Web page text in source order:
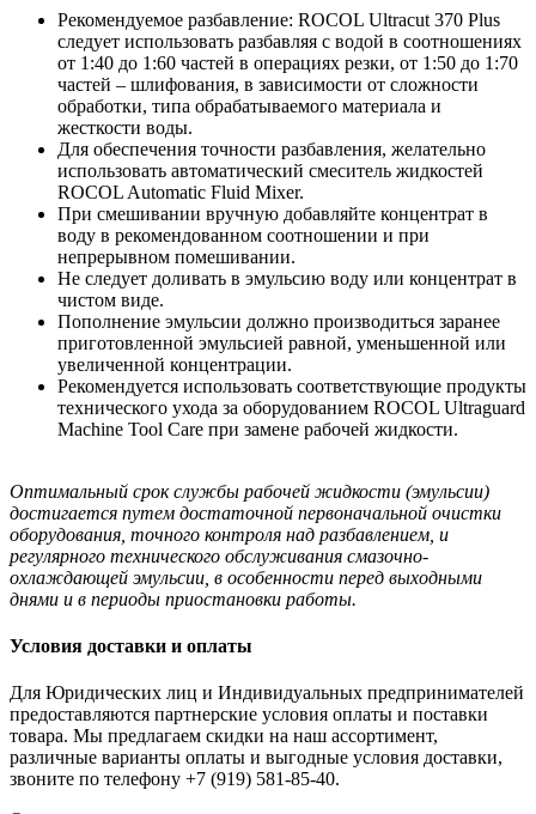
Рекомендуемое разбавление: ROCOL Ultracut 370 Plus
следует использовать разбавляя с водой в соотношениях
от 1:40 до 1:60 частей в операциях резки, от 1:50 до 1:70
частей – шлифования, в зависимости от сложности
обработки, типа обрабатываемого материала и
жесткости воды.
Для обеспечения точности разбавления, желательно
использовать автоматический смеситель жидкостей
ROCOL Automatic Fluid Mixer.
При смешивании вручную добавляйте концентрат в
воду в рекомендованном соотношении и при
непрерывном помешивании.
Не следует доливать в эмульсию воду или концентрат в
чистом виде.
Пополнение эмульсии должно производиться заранее
приготовленной эмульсией равной, уменьшенной или
увеличенной концентрации.
Рекомендуется использовать соответствующие продукты
технического ухода за оборудованием ROCOL Ultraguard
Machine Tool Care при замене рабочей жидкости.
Оптимальный срок службы рабочей жидкости (эмульсии)
достигается путем достаточной первоначальной очистки
оборудования, точного контроля над разбавлением, и
регулярного технического обслуживания смазочно-
охлаждающей эмульсии, в особенности перед выходными
днями и в периоды приостановки работы.
Условия доставки и оплаты
Для Юридических лиц и Индивидуальных предпринимателей
предоставляются партнерские условия оплаты и поставки
товара. Мы предлагаем скидки на наш ассортимент,
различные варианты оплаты и выгодные условия доставки,
звоните по телефону +7 (919) 581-85-40.